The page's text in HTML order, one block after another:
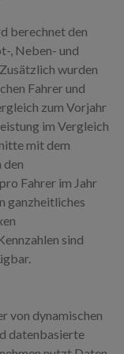
berechnet den
, Neben- und
wurden
Fahrer und
zum Vorjahr
im Vergleich
mit dem
den
Fahrer im Jahr
ganzheitliches
sind
von dynamischen
datenbasierte